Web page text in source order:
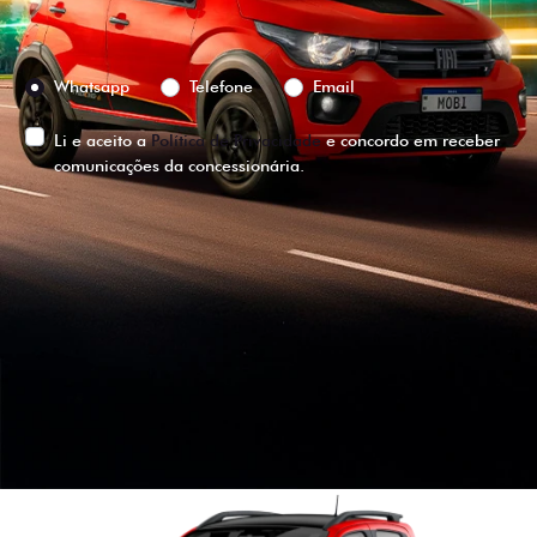
Preferência de contato:
Whatsapp
Telefone Email
Li e aceito aPolítica de Privacidadee concordo em receber
comunicações da concessionária.
ENTRAR EM CONTATO